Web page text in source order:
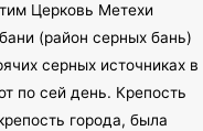
Церковь Метехи
(район серных бань)
серных источниках в
по сей день. Крепость
города, была